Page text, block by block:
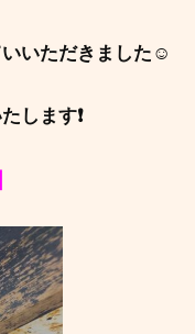
いただきました☺️
します❗